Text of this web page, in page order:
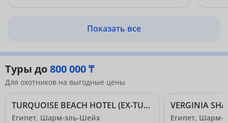
Показать все
Туры до800 000 ₸
Для охотников на выгодные цены
TURQUOISE BEACH HOTEL (EX-TURQUOISE SWISS INN PLAZA RESORT) 3*
Египет, Шарм-эль-Шейх Египет, Шарм-